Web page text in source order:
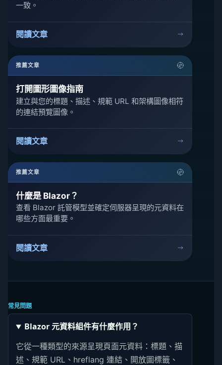
一致。
閱讀文章
推薦文章
打開圖形圖像指南
建立與您的標題、描述、規範 URL 和架構圖像相符
的連結預覽圖像。
閱讀文章
推薦文章
什麼是 Blazor？
查看 Blazor 託管模型並確定伺服器呈現的元資料在
哪些方面最重要。
閱讀文章
常見問題
Blazor 元資料組件有什麼作用？
它從一種類型的來源呈現頁面元資料：標題、描
述、規範 URL、hreflang 連結、開放圖標籤、